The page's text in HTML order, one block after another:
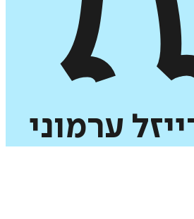
ערמוני